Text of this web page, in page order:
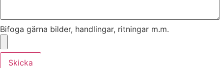
Bifoga gärna bilder, handlingar, ritningar m.m.
Skicka